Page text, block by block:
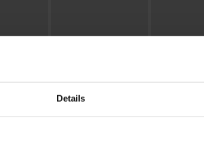
Details